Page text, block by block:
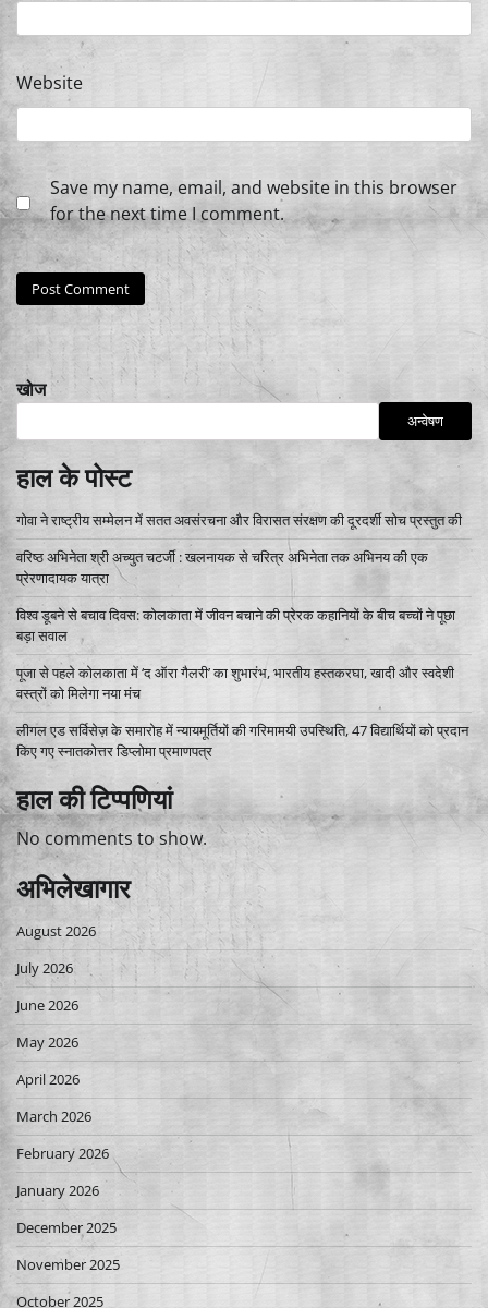
Website
Save my name, email, and website in this browser
for the next time I comment.
खोज
अन्वेषण
हाल के पोस्ट
गोवा ने राष्ट्रीय सम्मेलन में सतत अवसंरचना और विरासत संरक्षण की दूरदर्शी सोच प्रस्तुत की
वरिष्ठ अभिनेता श्री अच्युत चटर्जी : खलनायक से चरित्र अभिनेता तक अभिनय की एक
प्रेरणादायक यात्रा
विश्व डूबने से बचाव दिवस: कोलकाता में जीवन बचाने की प्रेरक कहानियों के बीच बच्चों ने पूछा
बड़ा सवाल
पूजा से पहले कोलकाता में ‘द ऑरा गैलरी’ का शुभारंभ, भारतीय हस्तकरघा, खादी और स्वदेशी
वस्त्रों को मिलेगा नया मंच
लीगल एड सर्विसेज़ के समारोह में न्यायमूर्तियों की गरिमामयी उपस्थिति, 47 विद्यार्थियों को प्रदान
किए गए स्नातकोत्तर डिप्लोमा प्रमाणपत्र
हाल की टिप्पणियां
No comments to show.
अभिलेखागार
August 2026
July 2026
June 2026
May 2026
April 2026
March 2026
February 2026
January 2026
December 2025
November 2025
October 2025